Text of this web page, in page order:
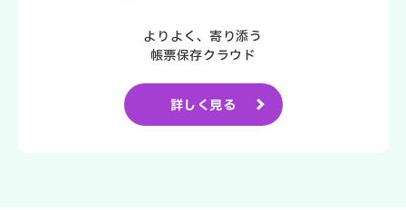
よりよく、寄り添う
帳票保存クラウド
詳しく見る